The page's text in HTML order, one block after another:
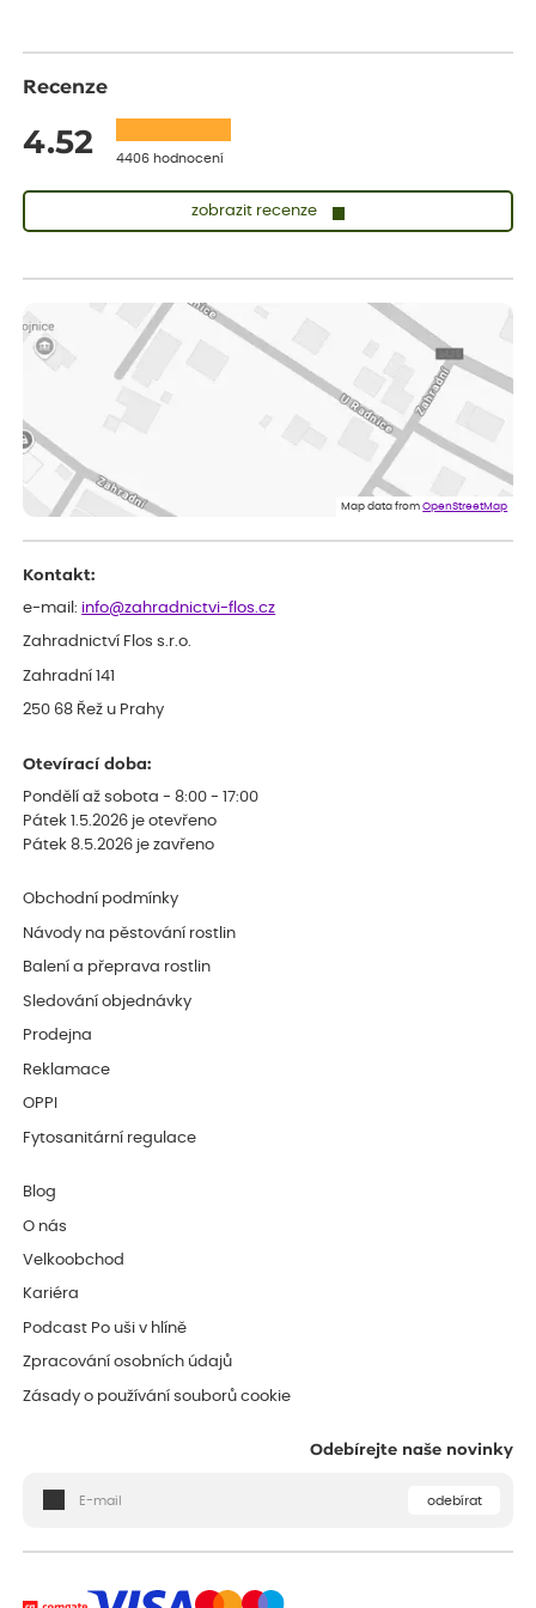
Recenze
4.52 4406 hodnocení
zobrazit recenze
Měla jsem pouze 1objednavku a zatím jsem spokojená se
sazenicemi
Miroslava
Rostliny byly v pořádku, dobře zabalené, celková spokojenost.
Doporučuji :). Spokojenost, stromky v pěkném stavu. Jediné, co
my chybělo, bylo komunikování nedostupného zboží před
Map data fromOpenStreetMap
Kontakt:
e-mail: info@zahradnictvi-flos.cz
Zahradnictví Flos s.r.o.
Zahradní 141
250 68 Řež u Prahy
Otevírací doba:
Pondělí až sobota - 8:00 - 17:00
Pátek 1.5.2026 je otevřeno
Pátek 8.5.2026 je zavřeno
Obchodní podmínky
Návody na pěstování rostlin
Balení a přeprava rostlin
Sledování objednávky
Prodejna
Reklamace
OPPI
Fytosanitární regulace
Blog
O nás
Velkoobchod
Kariéra
Podcast Po uši v hlíně
Zpracování osobních údajů
Zásady o používání souborů cookie
Odebírejte naše novinky
odebírat